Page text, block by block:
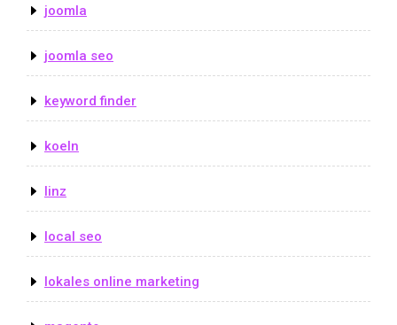
joomla
joomla seo
keyword finder
koeln
linz
local seo
lokales online marketing